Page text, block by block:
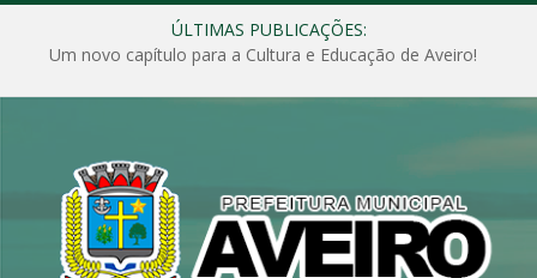
ÚLTIMAS PUBLICAÇÕES:
Um novo capítulo para a Cultura e Educação de Aveiro!